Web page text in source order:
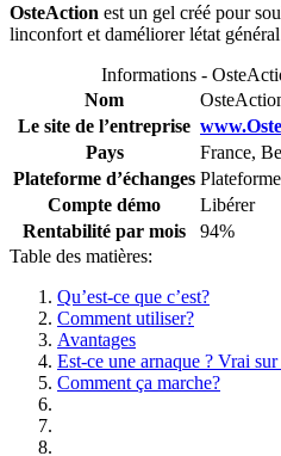
OsteAction est un gel créé pour
linconfort et daméliorer létat
Informations -
Nom
Le site de l’entreprise
Pays
France,
Plateforme d’échanges
Compte démo
Libérer
Rentabilité par mois
94%
Table des matières:
Qu’est-ce que c’est?
Comment utiliser?
Avantages
Est-ce une arnaque ? Vrai
Comment ça marche?